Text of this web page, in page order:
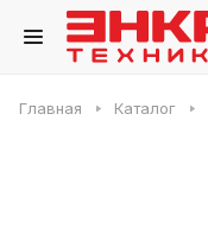
Главная Каталог